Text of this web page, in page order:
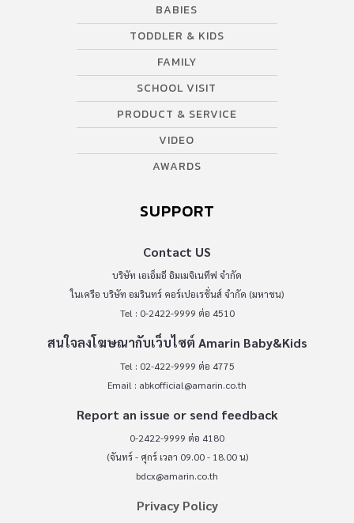
BABIES
TODDLER & KIDS
FAMILY
SCHOOL VISIT
PRODUCT & SERVICE
VIDEO
AWARDS
SUPPORT
Contact US
บริษัท เอเอ็มอี อิมเมจิเนทีฟ จำกัด
ในเครือ บริษัท อมรินทร์ คอร์เปอเรชั่นส์ จำกัด (มหาชน)
Tel : 0-2422-9999 ต่อ 4510
สนใจลงโฆษณากับเว็บไซต์ Amarin Baby&Kids
Tel : 02-422-9999 ต่อ 4775
Email : abkofficial@amarin.co.th
Report an issue or send feedback
0-2422-9999 ต่อ 4180
(จันทร์ - ศุกร์ เวลา 09.00 - 18.00 น)
bdcx@amarin.co.th
Privacy Policy